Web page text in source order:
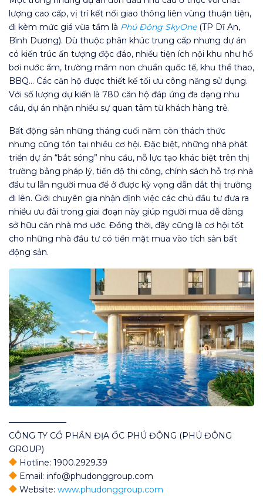
lượng cao cấp, vị trí kết nối giao thông liên vùng thuận tiện,
đi kèm mức giá vừa tầm là Phú Đông SkyOne(TP Dĩ An,
Bình Dương). Dù thuộc phân khúc trung cấp nhưng dự án
có kiến trúc ấn tượng độc đáo, nhiều tiện ích nội khu như hồ
bơi nước ấm, trường mầm non chuẩn quốc tế, khu thể thao,
BBQ… Các căn hộ được thiết kế tối ưu công năng sử dụng.
Với số lượng dự kiến là 780 căn hộ đáp ứng đa dạng nhu
cầu, dự án nhận nhiều sự quan tâm từ khách hàng trẻ.
Bất động sản những tháng cuối năm còn thách thức
nhưng cũng tồn tại nhiều cơ hội. Đặc biệt, những nhà phát
triển dự án “bắt sóng” nhu cầu, nỗ lực tạo khác biệt trên thị
trường bằng pháp lý, tiến độ thi công, chính sách hỗ trợ nhà
đầu tư lẫn người mua để ở được kỳ vọng dẫn dắt thị trường
đi lên. Giới chuyên gia nhận định việc các chủ đầu tư đưa ra
nhiều ưu đãi trong giai đoạn này giúp người mua dễ dàng
sở hữu căn nhà mơ ước. Đồng thời, đây cũng là cơ hội tốt
cho những nhà đầu tư có tiền mặt mua vào tích sản bất
động sản.
———————
CÔNG TY CỔ PHẦN ĐỊA ỐC PHÚ ĐÔNG (PHÚ ĐÔNG
GROUP)
Hotline: 1900.2929.39
Email: info@phudonggroup.com
Website: www.phudonggroup.com